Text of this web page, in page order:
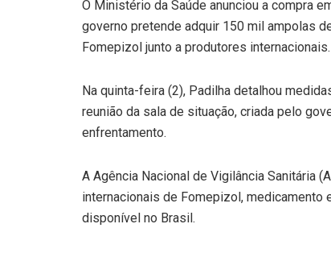
O Ministério da Saúde anunciou a compra
governo pretende adquir 150 mil ampolas
Fomepizol junto a produtores
Na quinta-feira (2), Padilha detalhou
reunião da sala de situação, criada pelo
enfrentamento.
A Agência Nacional de Vigilância Sanitária
internacionais de Fomepizol, medicamento
disponível no Brasil.